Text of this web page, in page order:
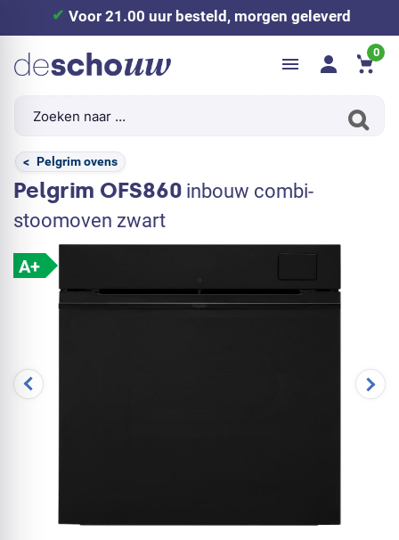
Voor 21.00 uur besteld, morgen geleverd
0
< Pelgrim ovens
Pelgrim OFS860 inbouw combi-
stoomoven zwart
A+